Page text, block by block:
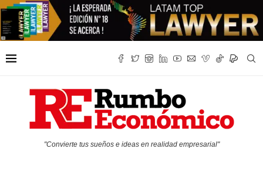
"Convierte tus sueños e ideas en realidad empresarial"